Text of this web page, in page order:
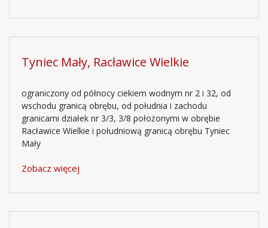
Tyniec Mały, Racławice Wielkie
ograniczony od północy ciekiem wodnym nr 2 i 32, od
wschodu granicą obrębu, od południa i zachodu
granicami działek nr 3/3, 3/8 położonymi w obrębie
Racławice Wielkie i południową granicą obrębu Tyniec
Mały
Zobacz więcej